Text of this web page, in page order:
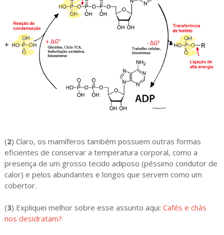
(2) Claro, os mamíferos também possuem outras formas
eficientes de conservar a temperatura corporal, como a
presença de um grosso tecido adiposo (péssimo condutor de
calor) e pelos abundantes e longos que servem como um
cobertor.
(3) Expliquei melhor sobre esse assunto aqui: Cafés e chás
nos desidratam?